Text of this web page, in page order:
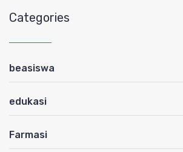
Categories
beasiswa
edukasi
Farmasi